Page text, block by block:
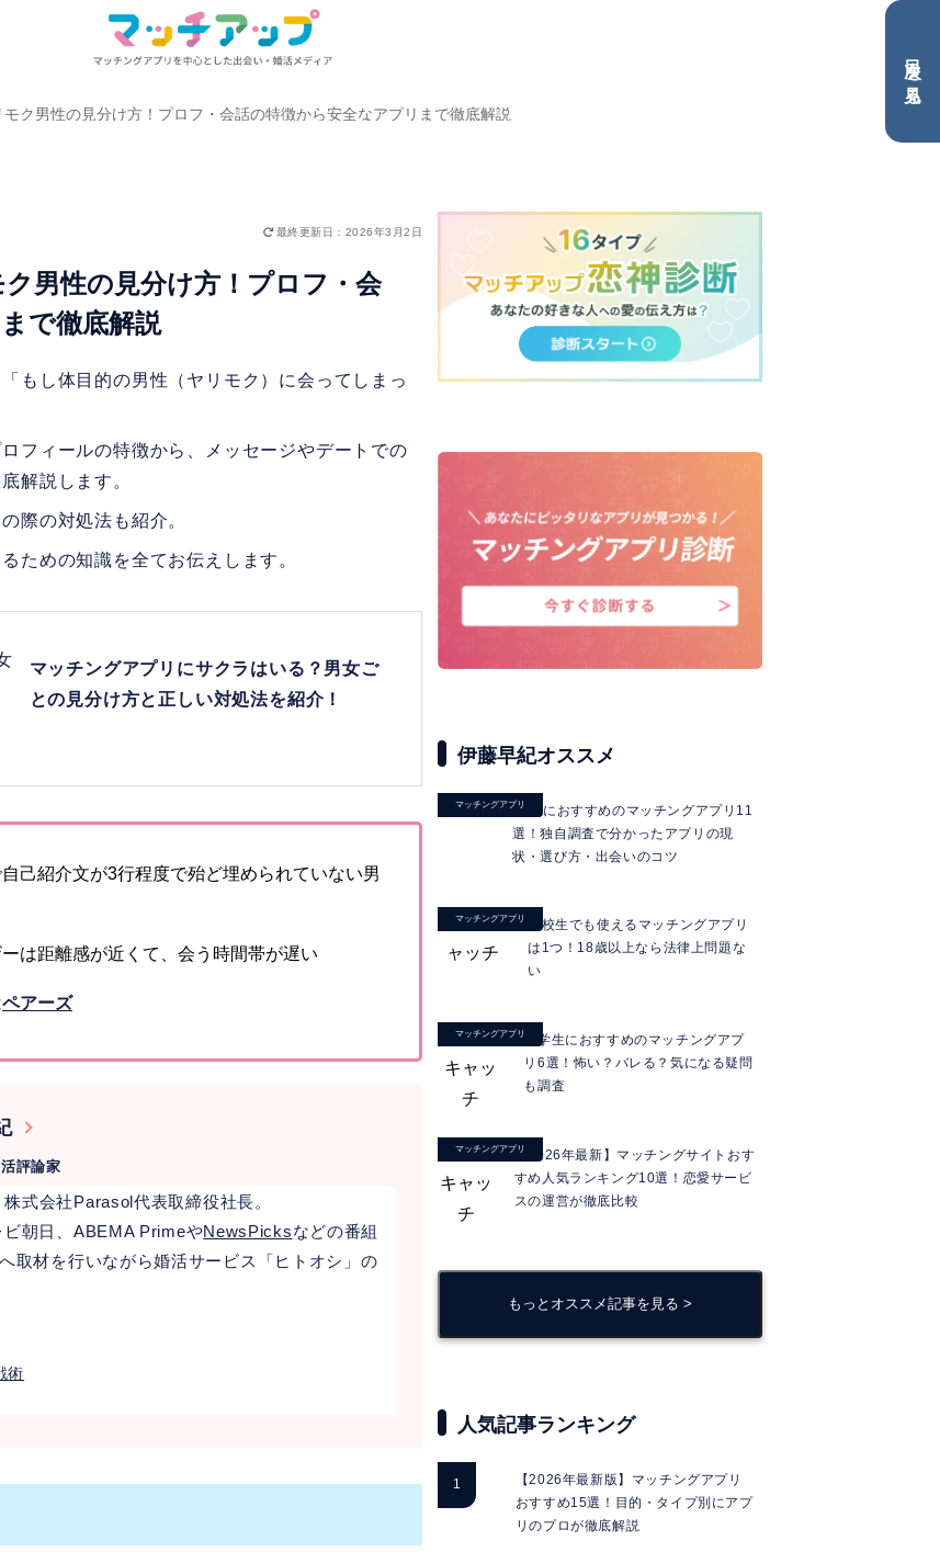
ク男性の見分け方！プロフ・会話の特徴から安全なアプリまで徹底解説
最終更新日：2026年3月2日
男性の見分け方！プロフ・会
で徹底解説
目次を見る
もし体目的の男性（ヤリモク）に会ってしまっ
フィールの特徴から、メッセージやデートでの
解説します。
際の対処法も紹介。
ための知識を全てお伝えします。
マッチングアプリにサクラはいる？男女ご
との見分け方と正しい対処法を紹介！
己紹介文が3行程度で殆ど埋められていない男
は距離感が近くて、会う時間帯が遅い
ペアーズ
評論家
式会社Parasol代表取締役社長。
朝日、ABEMA PrimeやNewsPicksなどの番組
取材を行いながら婚活サービス「ヒトオシ」の
術
伊藤早紀オススメ
マッチングアプリ40代におすすめのマッチングアプリ11
選！独自調査で分かったアプリの現
状・選び方・出会いのコツ
マッチングアプリ
高校生でも使えるマッチングアプリ
は1つ！18歳以上なら法律上問題な
い
マッチングアプリ
大学生におすすめのマッチングアプ
リ6選！怖い？バレる？気になる疑問
も調査
マッチングアプリ【2026年最新】マッチングサイトおす
すめ人気ランキング10選！恋愛サービ
スの運営が徹底比較
もっとオススメ記事を見る >
人気記事ランキング
【2026年最新版】マッチングアプリ
おすすめ15選！目的・タイプ別にアプ
リのプロが徹底解説